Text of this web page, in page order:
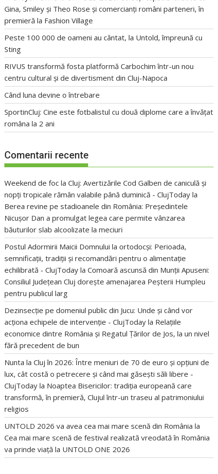
Gina, Smiley și Theo Rose și comercianți români parteneri, în
premieră la Fashion Village
Peste 100 000 de oameni au cântat, la Untold, împreună cu
Sting
RIVUS transformă fosta platformă Carbochim într-un nou
centru cultural și de divertisment din Cluj-Napoca
Când luna devine o întrebare
SportinCluj: Cine este fotbalistul cu două diplome care a învățat
româna la 2 ani
Comentarii recente
Weekend de foc la Cluj: Avertizările Cod Galben de caniculă și
nopți tropicale rămân valabile până duminică - ClujToday la
Berea revine pe stadioanele din România: Președintele
Nicușor Dan a promulgat legea care permite vânzarea
băuturilor slab alcoolizate la meciuri
Postul Adormirii Maicii Domnului la ortodocși: Perioada,
semnificații, tradiții și recomandări pentru o alimentație
echilibrată - ClujToday laComoară ascunsă din Munții Apuseni:
Consiliul Județean Cluj dorește amenajarea Peșterii Humpleu
pentru publicul larg
Dezinsecție pe domeniul public din Jucu: Unde și când vor
acționa echipele de intervenție - ClujToday la Relațiile
economice dintre România și Regatul Țărilor de Jos, la un nivel
fără precedent de bun
Nunta la Cluj în 2026: Între meniuri de 70 de euro și opțiuni de
lux, cât costă o petrecere și când mai găsești săli libere -
ClujToday la Noaptea Bisericilor: tradiția europeană care
transformă, în premieră, Clujul într-un traseu al patrimoniului
religios
UNTOLD 2026 va avea cea mai mare scenă din România la
Cea mai mare scenă de festival realizată vreodată în România
va prinde viață la UNTOLD ONE 2026